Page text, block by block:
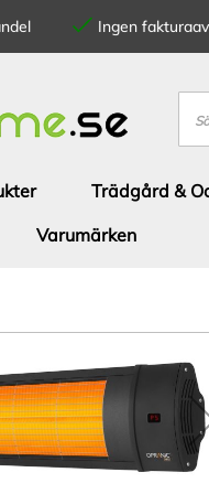
Ingen
Sök
Trädgård &
Varumärken